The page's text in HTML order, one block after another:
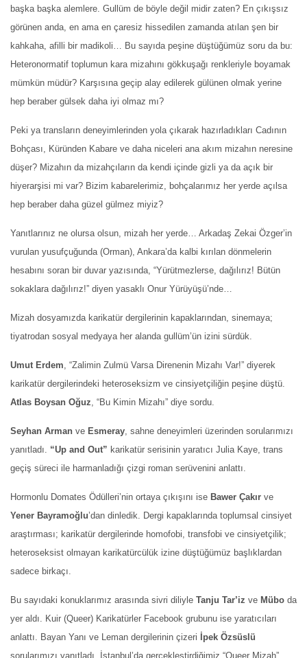
başka başka alemlere. Gullüm de böyle değil midir zaten? En çıkışsız
görünen anda, en ama en çaresiz hissedilen zamanda atılan şen bir
kahkaha, afilli bir madikoli… Bu sayıda peşine düştüğümüz soru da bu:
Heteronormatif toplumun kara mizahını gökkuşağı renkleriyle boyamak
mümkün müdür? Karşısına geçip alay edilerek gülünen olmak yerine
hep beraber gülsek daha iyi olmaz mı?
Peki ya transların deneyimlerinden yola çıkarak hazırladıkları Cadının
Bohçası, Küründen Kabare ve daha niceleri ana akım mizahın neresine
düşer? Mizahın da mizahçıların da kendi içinde gizli ya da açık bir
hiyerarşisi mi var? Bizim kabarelerimiz, bohçalarımız her yerde açılsa
hep beraber daha güzel gülmez miyiz?
Yanıtlarınız ne olursa olsun, mizah her yerde… Arkadaş Zekai Özger’in
vurulan yusufçuğunda (Orman), Ankara’da kalbi kırılan dönmelerin
hesabını soran bir duvar yazısında, “Yürütmezlerse, dağılırız! Bütün
sokaklara dağılırız!” diyen yasaklı Onur Yürüyüşü’nde…
Mizah dosyamızda karikatür dergilerinin kapaklarından, sinemaya;
tiyatrodan sosyal medyaya her alanda gullüm’ün izini sürdük.
Umut Erdem , “Zalimin Zulmü Varsa Direnenin Mizahı Var!” diyerek
karikatür dergilerindeki heteroseksizm ve cinsiyetçiliğin peşine düştü.
Atlas Boysan Oğuz , “Bu Kimin Mizahı” diye sordu.
Seyhan Arman ve Esmeray , sahne deneyimleri üzerinden sorularımızı
yanıtladı. “Up and Out” karikatür serisinin yaratıcı Julia Kaye, trans
geçiş süreci ile harmanladığı çizgi roman serüvenini anlattı.
Hormonlu Domates Ödülleri’nin ortaya çıkışını ise Bawer Çakır ve
Yener Bayramoğlu’dan dinledik. Dergi kapaklarında toplumsal cinsiyet
araştırması; karikatür dergilerinde homofobi, transfobi ve cinsiyetçilik;
heteroseksist olmayan karikatürcülük izine düştüğümüz başlıklardan
sadece birkaçı.
Bu sayıdaki konuklarımız arasında sivri diliyle Tanju Tar’iz ve Mübo da
yer aldı. Kuir (Queer) Karikatürler Facebook grubunu ise yaratıcıları
anlattı. Bayan Yanı ve Leman dergilerinin çizeri İpek Özsüslü
sorularımızı yanıtladı. İstanbul’da gerçekleştirdiğimiz “Queer Mizah”